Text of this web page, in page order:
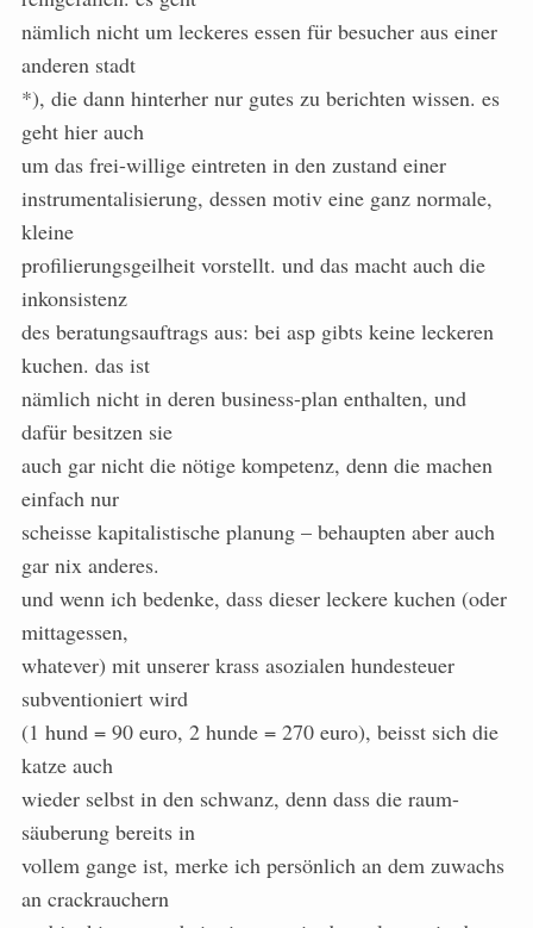
nämlich nicht um leckeres essen für besucher aus einer
anderen stadt
*), die dann hinterher nur gutes zu berichten wissen. es
geht hier auch
um das frei-willige eintreten in den zustand einer
instrumentalisierung, dessen motiv eine ganz normale,
kleine
profilierungsgeilheit vorstellt. und das macht auch die
inkonsistenz
des beratungsauftrags aus: bei asp gibts keine leckeren
kuchen. das ist
nämlich nicht in deren business-plan enthalten, und
dafür besitzen sie
auch gar nicht die nötige kompetenz, denn die machen
einfach nur
scheisse kapitalistische planung – behaupten aber auch
gar nix anderes.
und wenn ich bedenke, dass dieser leckere kuchen (oder
mittagessen,
whatever) mit unserer krass asozialen hundesteuer
subventioniert wird
(1 hund = 90 euro, 2 hunde = 270 euro), beisst sich die
katze auch
wieder selbst in den schwanz, denn dass die raum-
säuberung bereits in
vollem gange ist, merke ich persönlich an dem zuwachs
an crackrauchern